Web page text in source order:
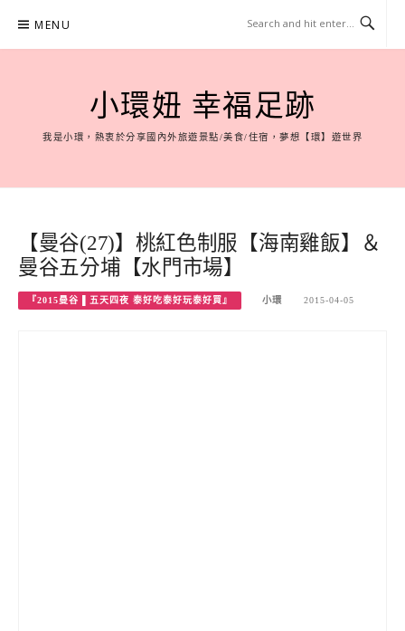
content
MENU
小環妞 幸福足跡
我是小環，熱衷於分享國內外旅遊景點/美食/住宿，夢想【環】遊世界
【曼谷(27)】桃紅色制服【海南雞飯】＆
曼谷五分埔【水門市場】
『2015曼谷 ▌五天四夜 泰好吃泰好玩泰好買』 小環 2015-04-05